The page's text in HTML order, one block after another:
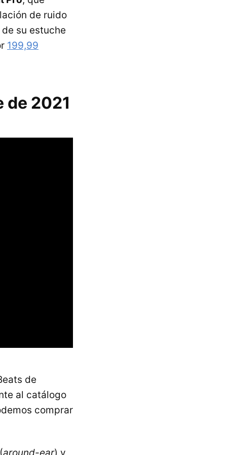
de ruido
su estuche
199,99
de 2021
de
al catálogo
comprar